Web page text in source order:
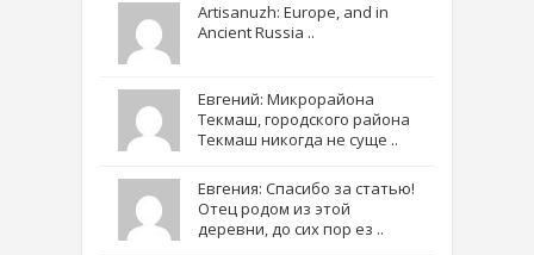
Artisanuzh: Europe, and in
Ancient Russia ..
Евгений: Микрорайона
Текмаш, городского района
Текмаш никогда не суще ..
Евгения: Спасибо за статью!
Отец родом из этой
деревни, до сих пор ез ..